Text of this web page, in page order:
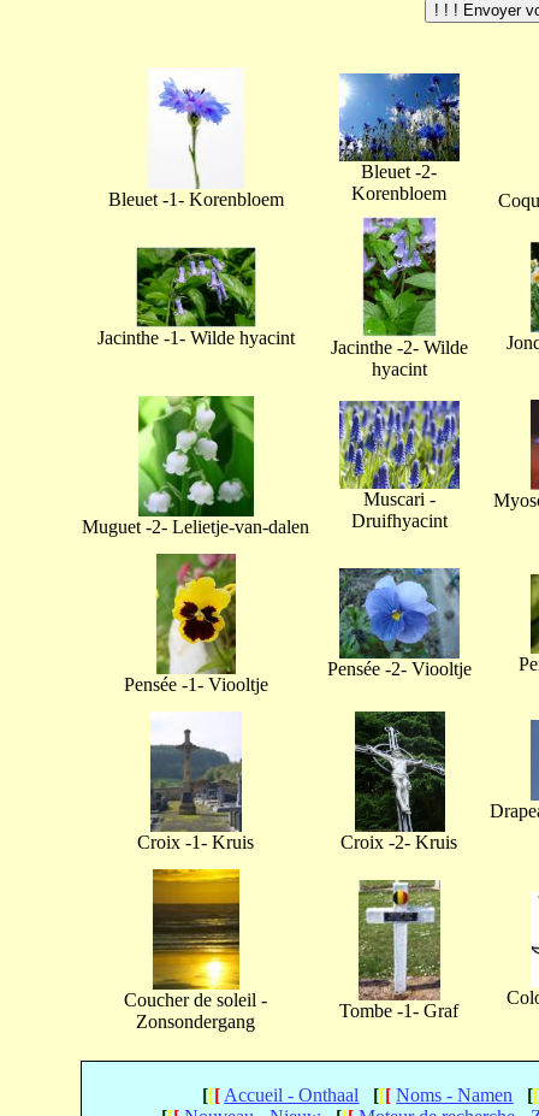
Bleuet -1- Korenbloem
Bleuet -2-
Korenbloem
Jacinthe -1- Wilde hyacint
Jacinthe -2- Wilde
hyacint
Muguet -2- Lelietje-van-dalen
Muscari -
Druifhyacint
Pensée -1- Viooltje
Pensée -2- Viooltje
Croix -1- Kruis Croix -2- Kruis
Coucher de soleil -
Zonsondergang
Tombe -1- Graf
[[[ Accueil - Onthaal [[[ Noms - Namen [[